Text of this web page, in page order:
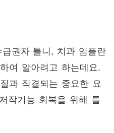
권자 틀니, 치과 임플란
여 알아려고 하는데요.
과 직결되는 중요한 요
작기능 회복을 위해 틀